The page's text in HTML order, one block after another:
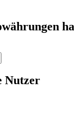
Nutzer